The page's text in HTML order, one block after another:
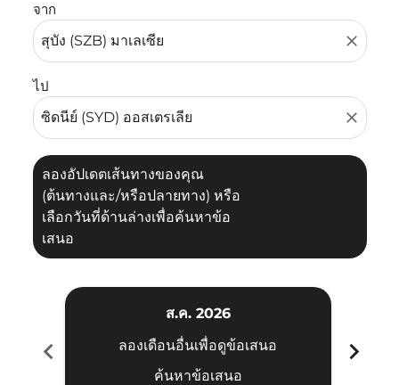
จาก
close
ไป
close
ลองอัปเดตเส้นทางของคุณ
(ต้นทางและ/หรือปลายทาง) หรือ
เลือกวันที่ด้านล่างเพื่อค้นหาข้อ
เสนอ
chevron_left
ส.ค. 2026
ลองเดือนอื่นเพื่อดูข้อเสนอ
ค้นหาข้อเสนอ
chevron_right